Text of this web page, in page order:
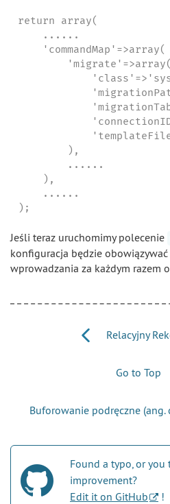
return array(
    ......
    'commandMap'=>array(
        'migrate'=>array(
        ),
        ......
    ),
    ......
);
Jeśli teraz uruchomimy polecenie
konfiguracja będzie
wprowadzania za każdym razem
Relacyjny
Go to Top
Buforowanie podręczne (ang.
Found a typo, or
improvement?
Edit it on GitHub
!